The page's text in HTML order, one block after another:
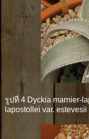
รูปที่ 4 Dyckia marnier-
lapostollei var.